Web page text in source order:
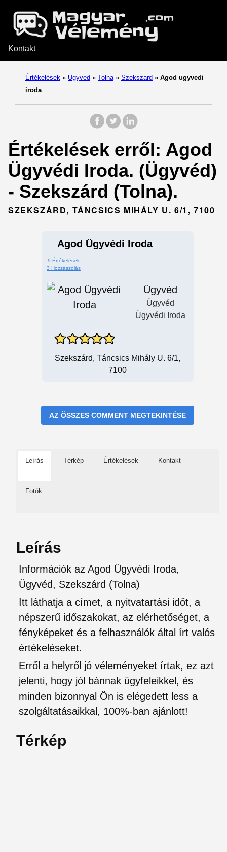
Kontakt
Értékelések » Ugyved » Tolna » Szekszard » Agod ugyvedi
iroda
Értékelések erről: Agod
Ügyvédi Iroda. (Ügyvéd)
- Szekszárd (Tolna).
SZEKSZÁRD, TÁNCSICS MIHÁLY U. 6/1, 7100
Agod Ügyvédi Iroda
9 Értékelések
3 Hozzászólás
Ügyvéd
Ügyvéd
Ügyvédi Iroda
Szekszárd, Táncsics Mihály U. 6/1,
7100
AZ ÖSSZES COMMENT MEGTEKINTÉSE
Leírás Térkép Értékelések Kontakt
Fotók
Leírás
Információk az Agod Ügyvédi Iroda,
Ügyvéd, Szekszárd (Tolna)
Itt láthatja a címet, a nyitvatartási időt, a
népszerű időszakokat, az elérhetőséget, a
fényképeket és a felhasználók által írt valós
értékeléseket.
Erről a helyről jó véleményeket írtak, ez azt
jelenti, hogy jól bánnak ügyfeleikkel, és
minden bizonnyal Ön is elégedett less a
szolgáltatásaikkal, 100%-ban ajánlott!
Térkép